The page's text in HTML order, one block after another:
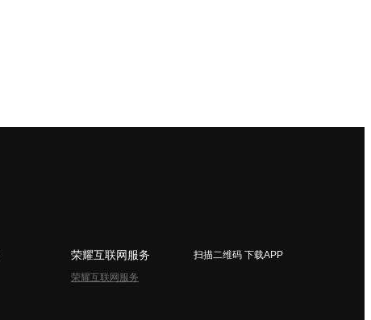
荣耀互联网服务
荣耀互联网服务
扫描二维码 下载APP